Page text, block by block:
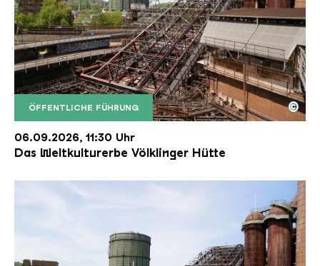
ÖFFENTLICHE FÜHRUNG
Der Erzschrägaufzug der Völklinger Hütte mit
Copyright: Weltkulturerbe Völklinger Hütte | Karl
©
06.09.2026, 11:30 Uhr
Das Weltkulturerbe Völklinger Hütte